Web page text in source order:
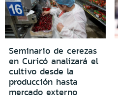
Seminario de cerezas
en Curicó analizará el
cultivo desde la
producción hasta
mercado externo